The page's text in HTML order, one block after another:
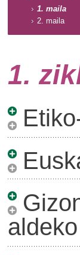
1. maila
2. maila
1.